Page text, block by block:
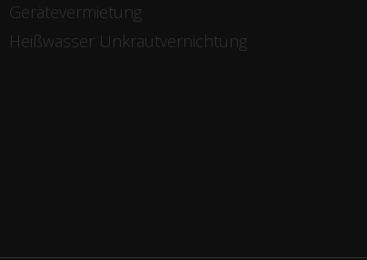
Gerätevermietung
Heißwasser Unkrautvernichtung